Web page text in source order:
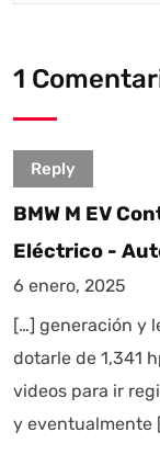
1
Reply
BMW M EV
Eléctrico -
6 enero, 2025
[…] generación y
dotarle de 1,341
videos para ir
y eventualmente